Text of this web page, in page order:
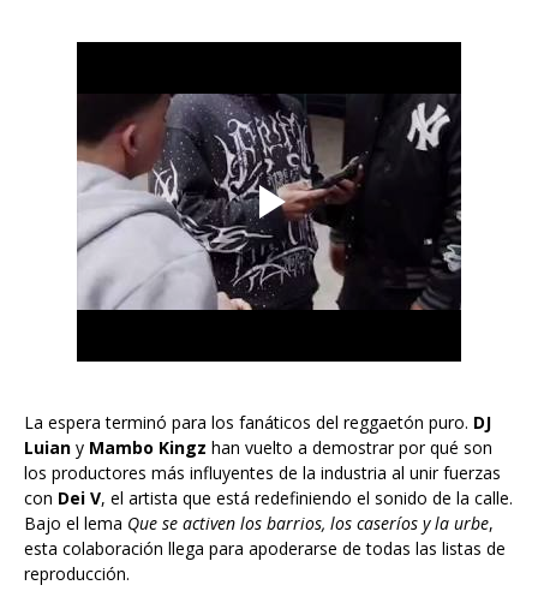
La espera terminó para los fanáticos del reggaetón puro. DJ
Luian y Mambo Kingz han vuelto a demostrar por qué son
los productores más influyentes de la industria al unir fuerzas
con Dei V, el artista que está redefiniendo el sonido de la calle.
Bajo el lema Que se activen los barrios, los caseríos y la urbe,
esta colaboración llega para apoderarse de todas las listas de
reproducción.